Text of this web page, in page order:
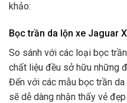
khảo:
Bọc trần da lộn xe Jaguar
So sánh với các loại bọc
chất liệu đều sở hữu những
Đến với các mẫu bọc trần
sẽ dễ dàng nhận thấy vẻ